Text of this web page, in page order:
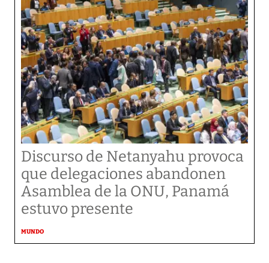
Discurso de Netanyahu provoca
que delegaciones abandonen
Asamblea de la ONU, Panamá
estuvo presente
MUNDO